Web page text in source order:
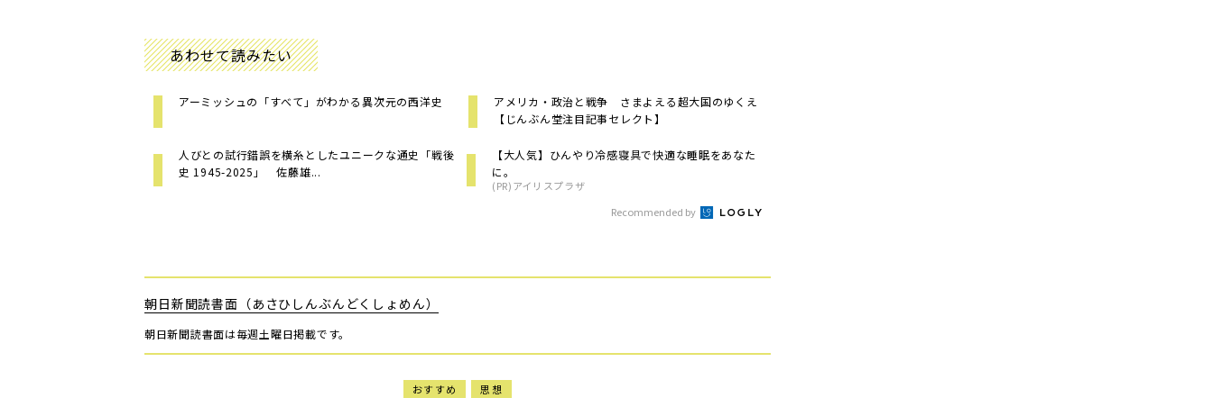
あわせて読みたい
アーミッシュの「すべて」がわかる――異次元の西洋史
アメリカ・政治と戦争 さまよえる超大国のゆくえ
【じんぶん堂注目記事セレクト】
人びとの試行錯誤を横糸としたユニークな通史「戦後
史 1945-2025」 佐藤雄...
【大人気】ひんやり冷感寝具で快適な睡眠をあなた
に。
(PR)アイリスプラザ
Recommended by
朝日新聞読書面（あさひしんぶんどくしょめん）
朝日新聞読書面は毎週土曜日掲載です。
おすすめ 思想